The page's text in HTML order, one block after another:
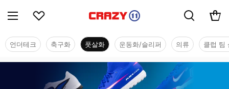
언더테크 축구화 풋살화 운동화/슬리퍼 의류 클럽 팀